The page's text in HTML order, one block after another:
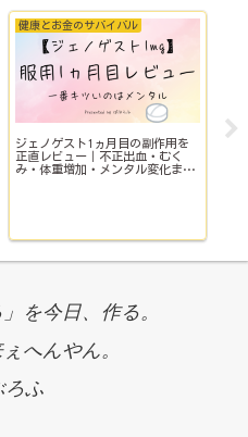
健康とお金のサバイバル
ジェノゲスト1ヵ月目の副作用を
正直レビュー｜不正出血・むく
み・体重増加・メンタル変化まで
を今日、作る。
へんやん。
ろふ